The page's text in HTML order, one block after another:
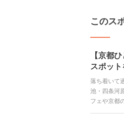
このス
【京都
スポッ
落ち着いて
池・四条河
フェや京都